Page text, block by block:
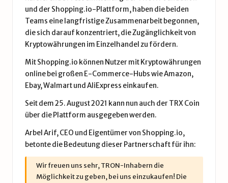
und der Shopping.io-Plattform, haben die beiden
Teams eine langfristige Zusammenarbeit begonnen,
die sich darauf konzentriert, die Zugänglichkeit von
Kryptowährungen im Einzelhandel zu fördern.
Mit Shopping.io können Nutzer mit Kryptowährungen
online bei großen E-Commerce-Hubs wie Amazon,
Ebay, Walmart und AliExpress einkaufen.
Seit dem 25. August 2021 kann nun auch der TRX Coin
über die Plattform ausgegeben werden.
Arbel Arif, CEO und Eigentümer von Shopping.io,
betonte die Bedeutung dieser Partnerschaft für ihn:
Wir freuen uns sehr, TRON-Inhabern die
Möglichkeit zu geben, bei uns einzukaufen! Die